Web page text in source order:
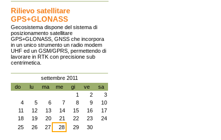
Rilievo satellitare
GPS+GLONASS
Gecosistema dispone del sistema di
posizionamento satellitare
GPS+GLONASS, GNSS che incorpora
in un unico strumento un radio modem
UHF ed un GSM/GPRS, permettendo di
lavorare in RTK con precisione sub
centrimetica.
«
settembre 2011
»
do lu ma me gi ve
sa
1
2
3
4
5 6 7 8 9
10
11
12 13 14 15 16
17
18
19 20 21 22 23
24
25
26 27 28 29 30